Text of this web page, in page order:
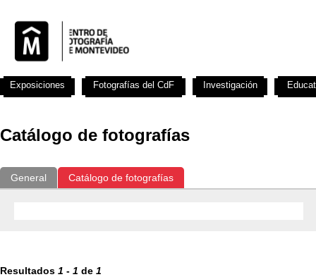
Catálogo de fotografías
General Catálogo de fotografías
Resultados 1 - 1 de 1
Exposiciones Fotografías del CdF Investigación